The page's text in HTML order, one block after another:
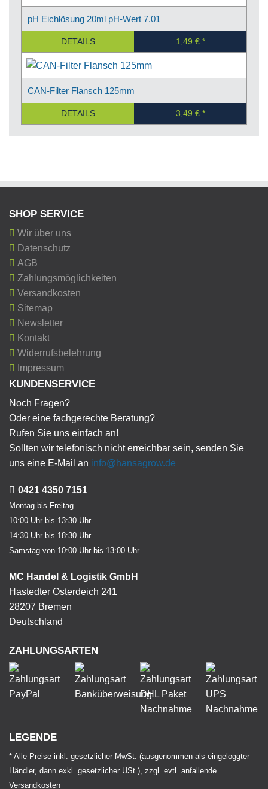
pH Eichlösung 20ml pH-Wert 7.01
DETAILS 1,49 €
CAN-Filter Flansch 125mm
DETAILS 3,49 €
SHOP SERVICE
Wir über uns
Datenschutz
AGB
Zahlungsmöglichkeiten
Versandkosten
Sitemap
Newsletter
Kontakt
Widerrufsbelehrung
Impressum
KUNDENSERVICE
Noch Fragen?
Oder eine fachgerechte Beratung?
Rufen Sie uns einfach an!
Sollten wir telefonisch nicht erreichbar sein, senden Sie
uns eine E-Mail an info@hansagrow.de
0421 4350 7151
Montag bis Freitag
10:00 Uhr bis 13:30 Uhr
14:30 Uhr bis 18:30 Uhr
Samstag von 10:00 Uhr bis 13:00 Uhr
MC Handel & Logistik GmbH
Hastedter Osterdeich 241
28207 Bremen
Deutschland
ZAHLUNGSARTEN
LEGENDE
* Alle Preise inkl. gesetzlicher MwSt. (ausgenommen als eingeloggter
Händler, dann exkl. gesetzlicher USt.), zzgl. evtl. anfallende
Versandkosten